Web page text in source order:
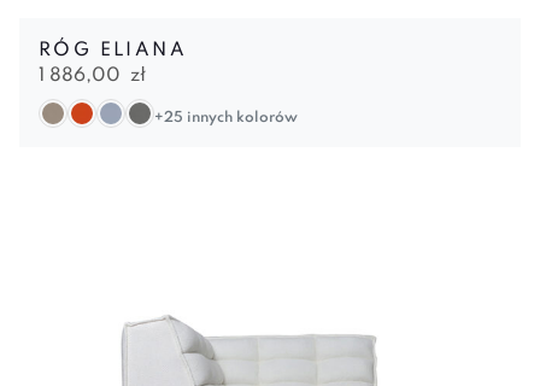
RÓG ELIANA
1 886,00 zł
+25 innych kolorów